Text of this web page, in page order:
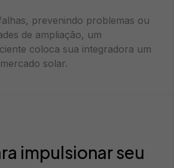
prevenindo problemas ou
de ampliação, um
coloca sua integradora um
solar.
impulsionar seu